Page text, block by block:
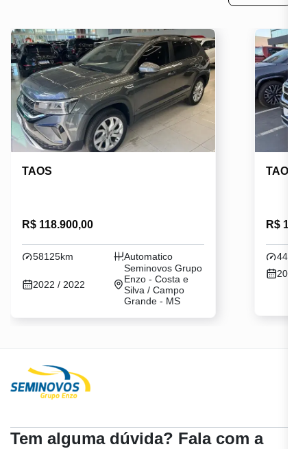
TAOS
R$ 118.900,00
58125km Automatico
2022 / 2022
Seminovos Grupo
Enzo - Costa e
Silva / Campo
Grande - MS
TAOS
R$
2023 /
Tem alguma dúvida? Fala com a